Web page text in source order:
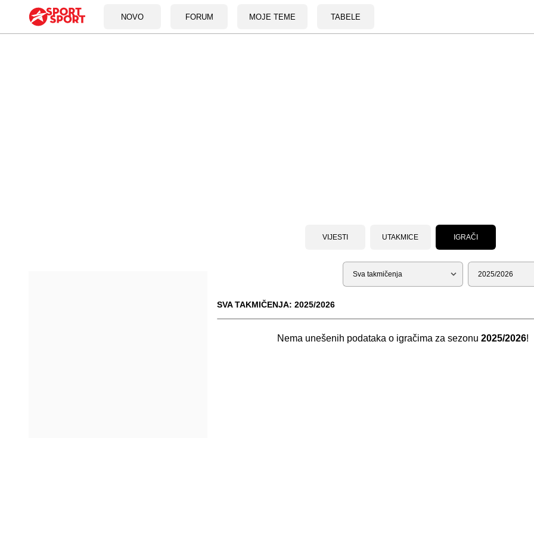
NOVO FORUM MOJE TEME TABELE
VIJESTI UTAKMICE IGRAČI
Tip Sezona
SVA TAKMIČENJA: 2025/2026
Nema unešenih podataka o igračima za sezonu 2025/2026!